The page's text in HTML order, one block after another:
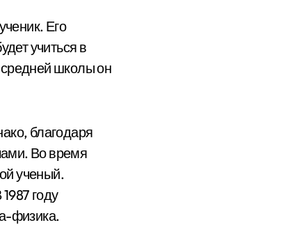
Его
учиться в
средней школы он
благодаря
Во время
ученый.
году
физика.